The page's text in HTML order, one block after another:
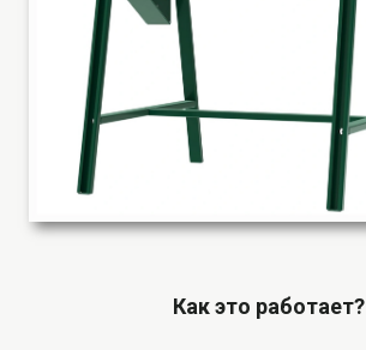
Как это работает?